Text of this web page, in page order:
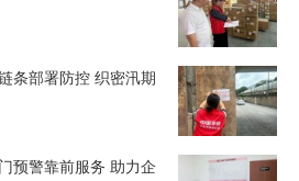
条部署防控 织密汛期
预警靠前服务 助力企